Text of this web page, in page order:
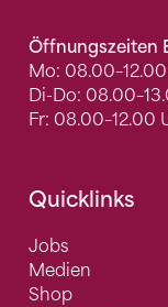
Öffnungszeiten
Mo:
Di-Do:
Fr: 08.00–12.00
Quicklinks
Jobs
Medien
Shop